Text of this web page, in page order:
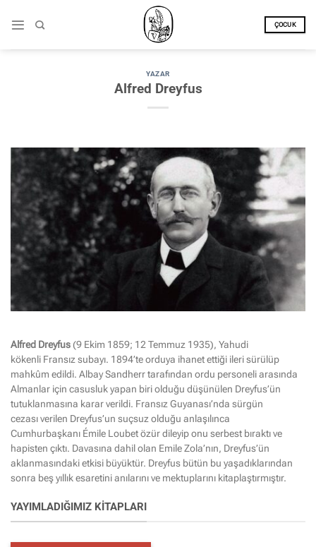
atla
ÇOCUK
YAZAR
Alfred Dreyfus
Alfred Dreyfus (9 Ekim 1859; 12 Temmuz 1935), Yahudi
kökenli Fransız subayı. 1894’te orduya ihanet ettiği ileri sürülüp
mahkûm edildi. Albay Sandherr tarafından ordu personeli arasında
Almanlar için casusluk yapan biri olduğu düşünülen Dreyfus’ün
tutuklanmasına karar verildi. Fransız Guyanası’nda sürgün
cezası verilen Dreyfus’un suçsuz olduğu anlaşılınca
Cumhurbaşkanı Émile Loubet özür dileyip onu serbest bıraktı ve
hapisten çıktı. Davasına dahil olan Emile Zola’nın, Dreyfus’ün
aklanmasındaki etkisi büyüktür. Dreyfus bütün bu yaşadıklarından
sonra beş yıllık esaretini anılarını ve mektuplarını kitaplaştırmıştır.
YAYIMLADIĞIMIZ KITAPLARI